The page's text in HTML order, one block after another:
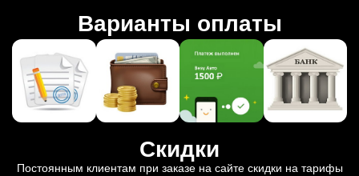
Варианты оплаты
Скидки
Постоянным клиентам при заказе на сайте скидки на тарифы